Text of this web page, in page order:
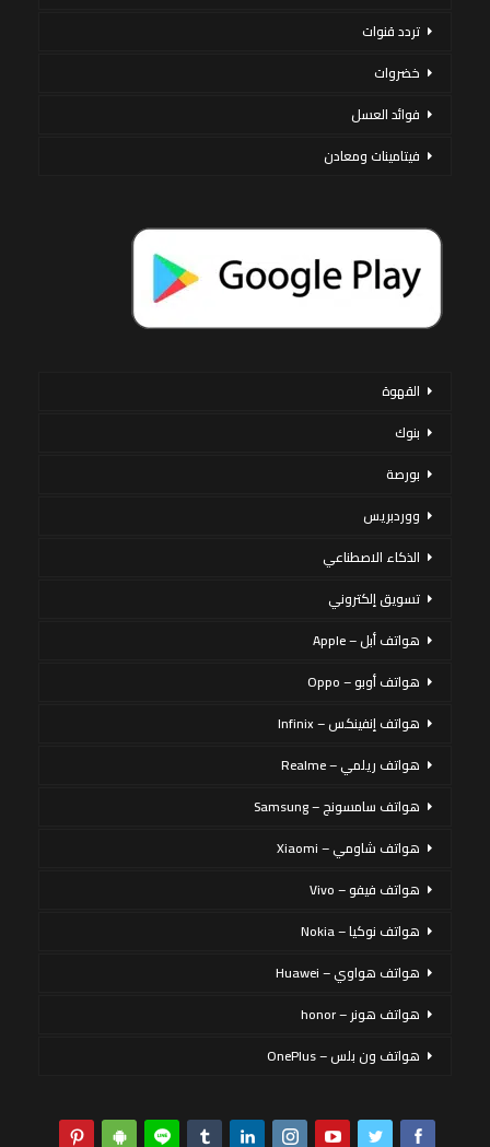
تردد قنوات
خضروات
فوائد العسل
فيتامينات ومعادن
القهوة
بنوك
بورصة
ووردبريس
الذكاء الاصطناعي
تسويق إلكتروني
هواتف أبل – Apple
هواتف أوبو – Oppo
هواتف إنفينكس – Infinix
هواتف ريلمي – Realme
هواتف سامسونج – Samsung
هواتف شاومي – Xiaomi
هواتف فيفو – Vivo
هواتف نوكيا – Nokia
هواتف هواوي – Huawei
هواتف هونر – honor
هواتف ون بلس – OnePlus